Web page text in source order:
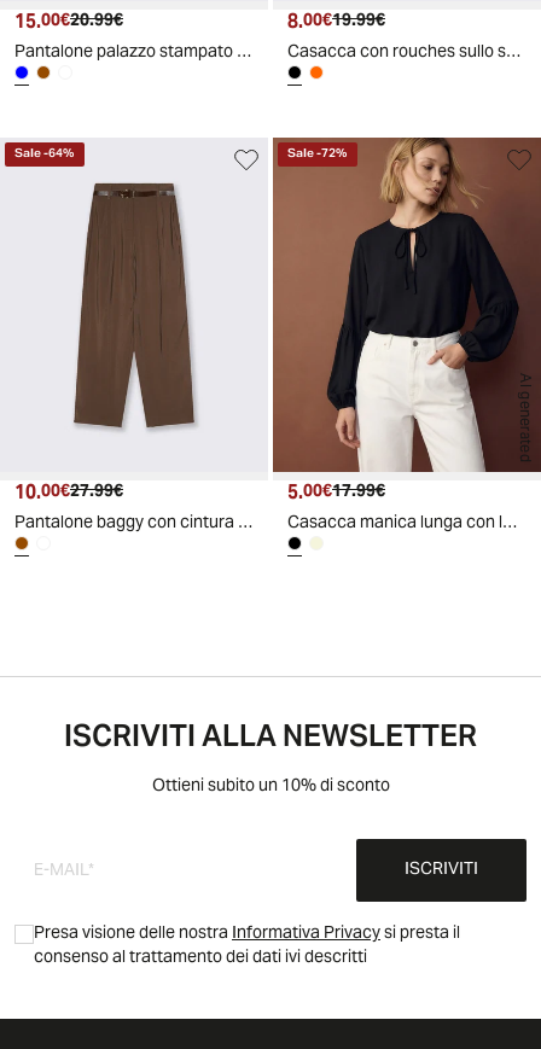
Prezzo attuale
15.00€ Prezzo originale
20.99€
Pantalone palazzo stampato con cintura - Blu
Prezzo attuale
8.00€ Prezzo originale
19.99€
Casacca con rouches sullo scollo - Nero
Sale-64%
Prezzo attuale
10.00€ Prezzo originale
27.99€
Pantalone baggy con cintura - Moro
AI generated
Sale-72%
Prezzo attuale
5.00€ Prezzo originale
17.99€
Casacca manica lunga con laccio scollo - Nero
ISCRIVITI ALLA NEWSLETTER
Ottieni subito un 10% di sconto
ISCRIVITI
Presa visione delle nostraInformativa Privacysi presta il
consenso al trattamento dei dati ivi descritti